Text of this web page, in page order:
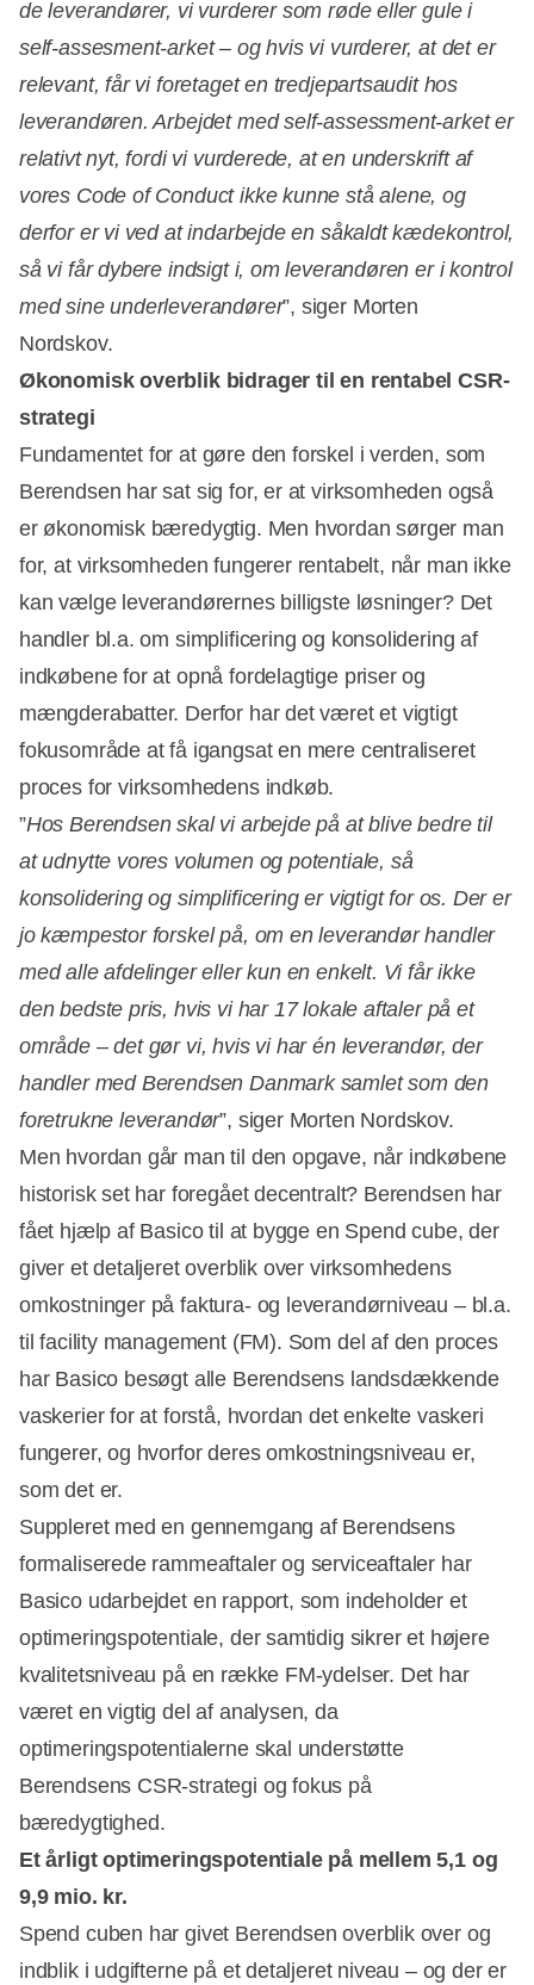
de leverandører, vi vurderer som røde eller gule i
self-assesment-arket – og hvis vi vurderer, at det er
relevant, får vi foretaget en tredjepartsaudit hos
leverandøren. Arbejdet med self-assessment-arket er
relativt nyt, fordi vi vurderede, at en underskrift af
vores Code of Conduct ikke kunne stå alene, og
derfor er vi ved at indarbejde en såkaldt kædekontrol,
så vi får dybere indsigt i, om leverandøren er i kontrol
med sine underleverandører”, siger Morten
Nordskov.
Økonomisk overblik bidrager til en rentabel CSR-
strategi
Fundamentet for at gøre den forskel i verden, som
Berendsen har sat sig for, er at virksomheden også
er økonomisk bæredygtig. Men hvordan sørger man
for, at virksomheden fungerer rentabelt, når man ikke
kan vælge leverandørernes billigste løsninger? Det
handler bl.a. om simplificering og konsolidering af
indkøbene for at opnå fordelagtige priser og
mængderabatter. Derfor har det været et vigtigt
fokusområde at få igangsat en mere centraliseret
proces for virksomhedens indkøb.
”Hos Berendsen skal vi arbejde på at blive bedre til
at udnytte vores volumen og potentiale, så
konsolidering og simplificering er vigtigt for os. Der er
jo kæmpestor forskel på, om en leverandør handler
med alle afdelinger eller kun en enkelt. Vi får ikke
den bedste pris, hvis vi har 17 lokale aftaler på et
område – det gør vi, hvis vi har én leverandør, der
handler med Berendsen Danmark samlet som den
foretrukne leverandør”, siger Morten Nordskov.
Men hvordan går man til den opgave, når indkøbene
historisk set har foregået decentralt? Berendsen har
fået hjælp af Basico til at bygge en Spend cube, der
giver et detaljeret overblik over virksomhedens
omkostninger på faktura- og leverandørniveau – bl.a.
til facility management (FM). Som del af den proces
har Basico besøgt alle Berendsens landsdækkende
vaskerier for at forstå, hvordan det enkelte vaskeri
fungerer, og hvorfor deres omkostningsniveau er,
som det er.
Suppleret med en gennemgang af Berendsens
formaliserede rammeaftaler og serviceaftaler har
Basico udarbejdet en rapport, som indeholder et
optimeringspotentiale, der samtidig sikrer et højere
kvalitetsniveau på en række FM-ydelser. Det har
været en vigtig del af analysen, da
optimeringspotentialerne skal understøtte
Berendsens CSR-strategi og fokus på
bæredygtighed.
Et årligt optimeringspotentiale på mellem 5,1 og
9,9 mio. kr.
Spend cuben har givet Berendsen overblik over og
indblik i udgifterne på et detaljeret niveau – og der er